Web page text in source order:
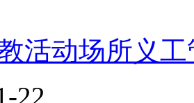
活动场所义
22